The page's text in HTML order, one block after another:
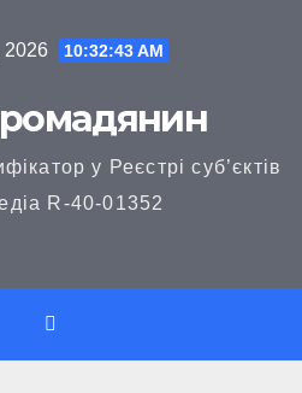
2026 10:32:44 AM
у Реєстрі суб’єктів
R-40-01352